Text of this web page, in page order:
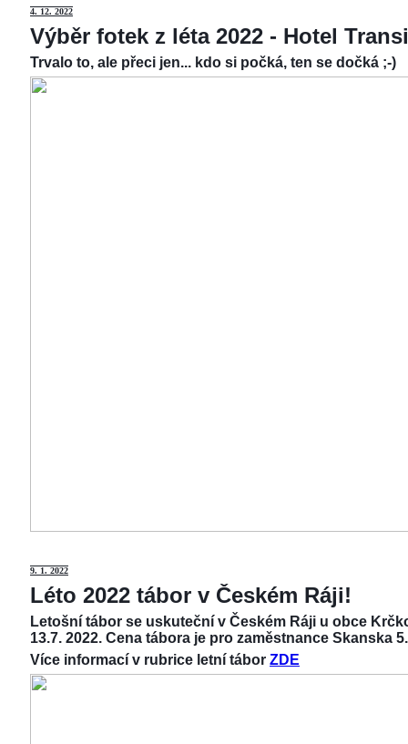
4. 12. 2022
Výběr fotek z léta 2022 - Hotel
Trvalo to, ale přeci jen... kdo si počká, ten se dočká ;-)
9. 1. 2022
Léto 2022 tábor v Českém Ráji!
Letošní tábor se uskuteční v Českém Ráji u obce
13.7. 2022. Cena tábora je pro zaměstnance Skanska
Více informací v rubrice letní tábor ZDE